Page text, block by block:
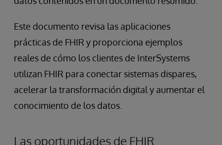
Este documento revisa las aplicaciones
prácticas de FHIR y proporciona ejemplos
reales de cómo los clientes de InterSystems
utilizan FHIR para conectar sistemas dispares,
acelerar la transformación digital y aumentar el
conocimiento de los datos.
Las oportunidades de FHIR